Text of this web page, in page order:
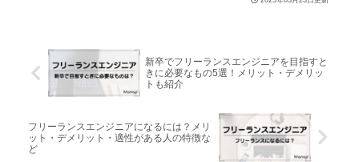
新卒でフリーランスエンジニアを目指すと
きに必要なもの5選！メリット・デメリッ
トも紹介
フリーランスエンジニアになるには？メリ
ット・デメリット・適性がある人の特徴な
ど